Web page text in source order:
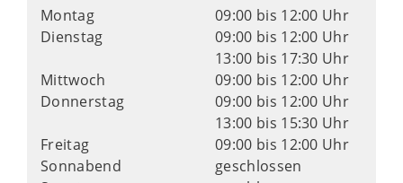
Montag
09:00 bis 12:00 Uhr
Dienstag
09:00 bis 12:00 Uhr
13:00 bis 17:30 Uhr
Mittwoch
09:00 bis 12:00 Uhr
Donnerstag
09:00 bis 12:00 Uhr
13:00 bis 15:30 Uhr
Freitag
09:00 bis 12:00 Uhr
Sonnabend
geschlossen